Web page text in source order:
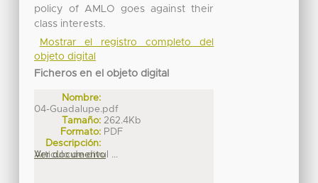
policy of AMLO goes against their
class interests.
Mostrar el registro completo del
objeto digital
Ficheros en el objeto digital
Nombre:
04-Guadalupe.pdf
Tamaño: 262.4Kb
Formato: PDF
Descripción:
Articulo de divul ...
Ver documento